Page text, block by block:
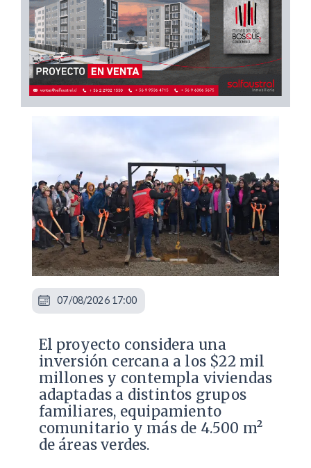
El proyecto considera una
inversión cercana a los $22 mil
millones y contempla viviendas
adaptadas a distintos grupos
familiares, equipamiento
comunitario y más de 4.500 m²
de áreas verdes.
07/08/2026 17:00